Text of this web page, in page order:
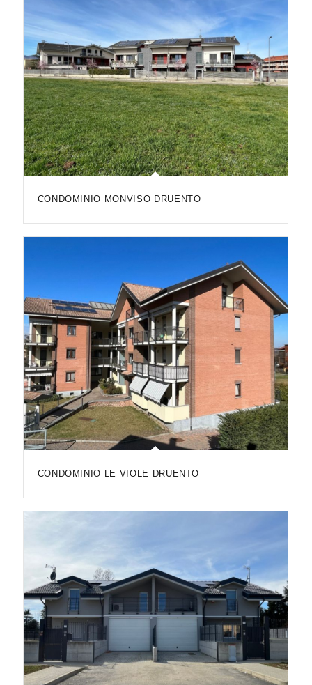
CONDOMINIO MONVISO DRUENTO
CONDOMINIO LE VIOLE DRUENTO